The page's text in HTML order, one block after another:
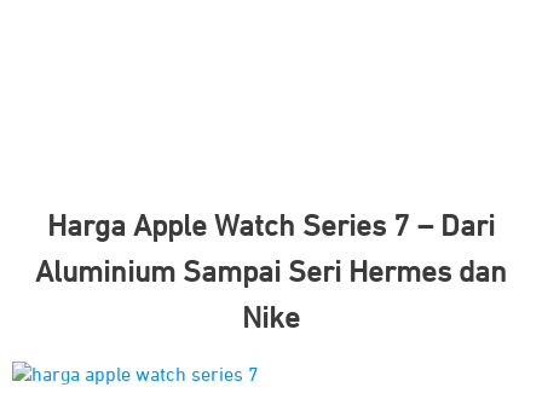
Harga Apple Watch Series 7 – Dari
Aluminium Sampai Seri Hermes dan
Nike